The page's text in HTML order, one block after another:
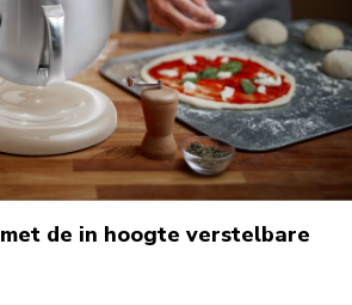
de in hoogte verstelbare